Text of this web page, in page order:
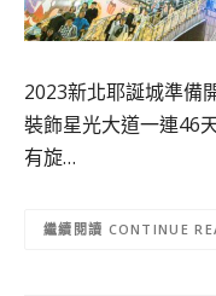
2023新北耶誕城準備
裝飾星光大道一連46
有旋…
CONTINUE